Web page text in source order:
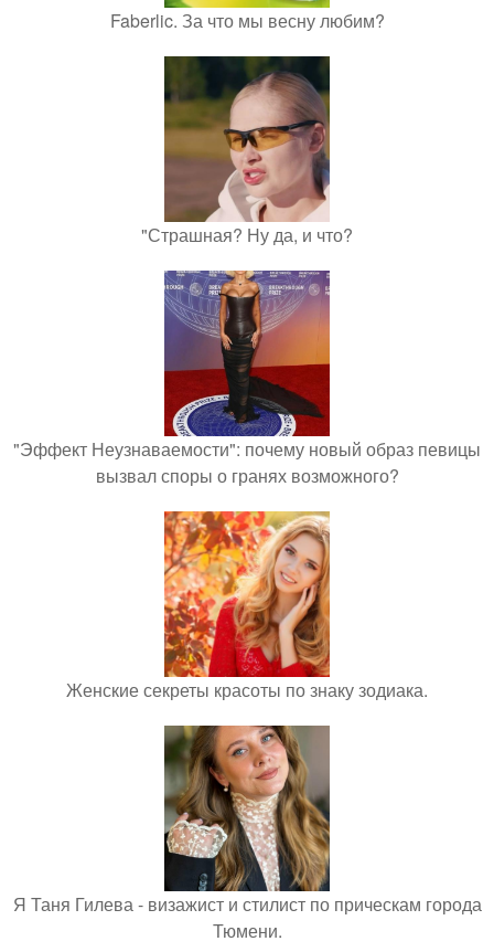
Faberlic. За что мы весну любим?
"Страшная? Ну да, и что?
"Эффект Неузнаваемости": почему новый образ певицы
вызвал споры о гранях возможного?
Женские секреты красоты по знаку зодиака.
Я Таня Гилева - визажист и стилист по прическам города
Тюмени.